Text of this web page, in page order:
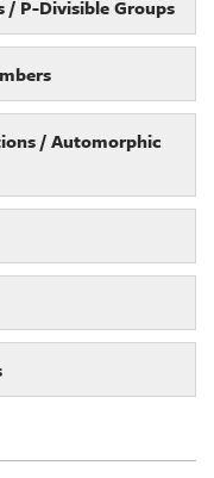
/ P-Divisible Groups
/ Automorphic